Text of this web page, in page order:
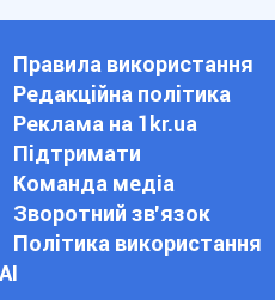
Правила використання
Редакційна політика
Реклама на 1kr.ua
Підтримати
Команда медіа
Зворотний зв'язок
Політика використання
АІ